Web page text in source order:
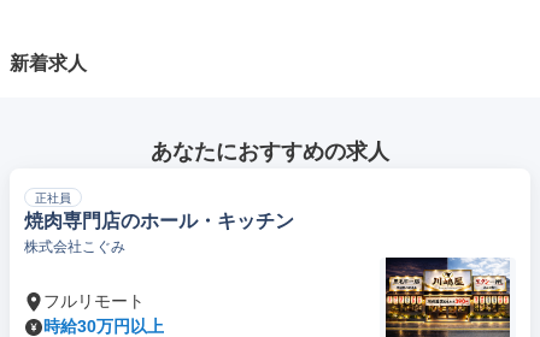
新着求人
あなたにおすすめの求人
正社員
焼肉専門店のホール・キッチン
株式会社こぐみ
フルリモート
時給30万円以上